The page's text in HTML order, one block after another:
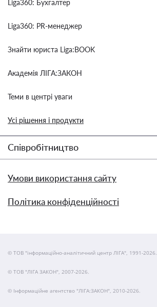
Liga360: Бухгалтер
Liga360: PR-менеджер
Знайти юриста Liga:BOOK
Академія ЛІГА:ЗАКОН
Теми в центрі уваги
Усі рішення і продукти
Співробітництво
Умови використання сайту
Політика конфіденційності
© ТОВ "інформаційно-аналітичний центр ЛІГА", 1991-2026.
© ТОВ "ЛІГА ЗАКОН", 2007-2026.
© Інформаційне агентство "ЛІГА:ЗАКОН", 2010-2026.